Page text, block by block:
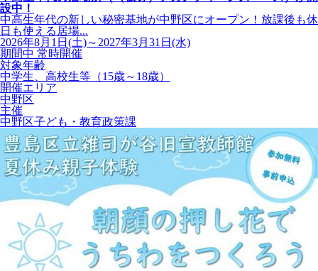
設中！
中高生年代の新しい秘密基地が中野区にオープン！放課後も休
日も使える居場...
2026年8月1日(土)～2027年3月31日(水)
期間中 常時開催
対象年齢
中学生、高校生等（15歳～18歳）
開催エリア
中野区
主催
中野区子ども・教育政策課